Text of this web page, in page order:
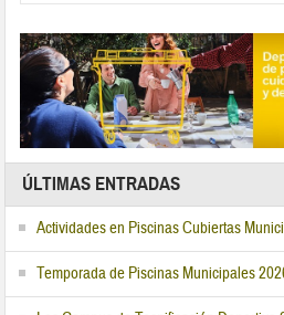
ÚLTIMAS ENTRADAS
Actividades en Piscinas Cubiertas
Temporada de Piscinas Municipales